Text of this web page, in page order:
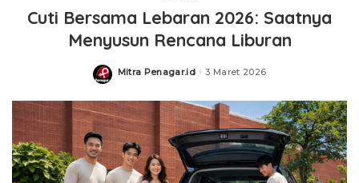
Cuti Bersama Lebaran 2026: Saatnya
Menyusun Rencana Liburan
Posted
Mitra Penagar.id 3 Maret 2026